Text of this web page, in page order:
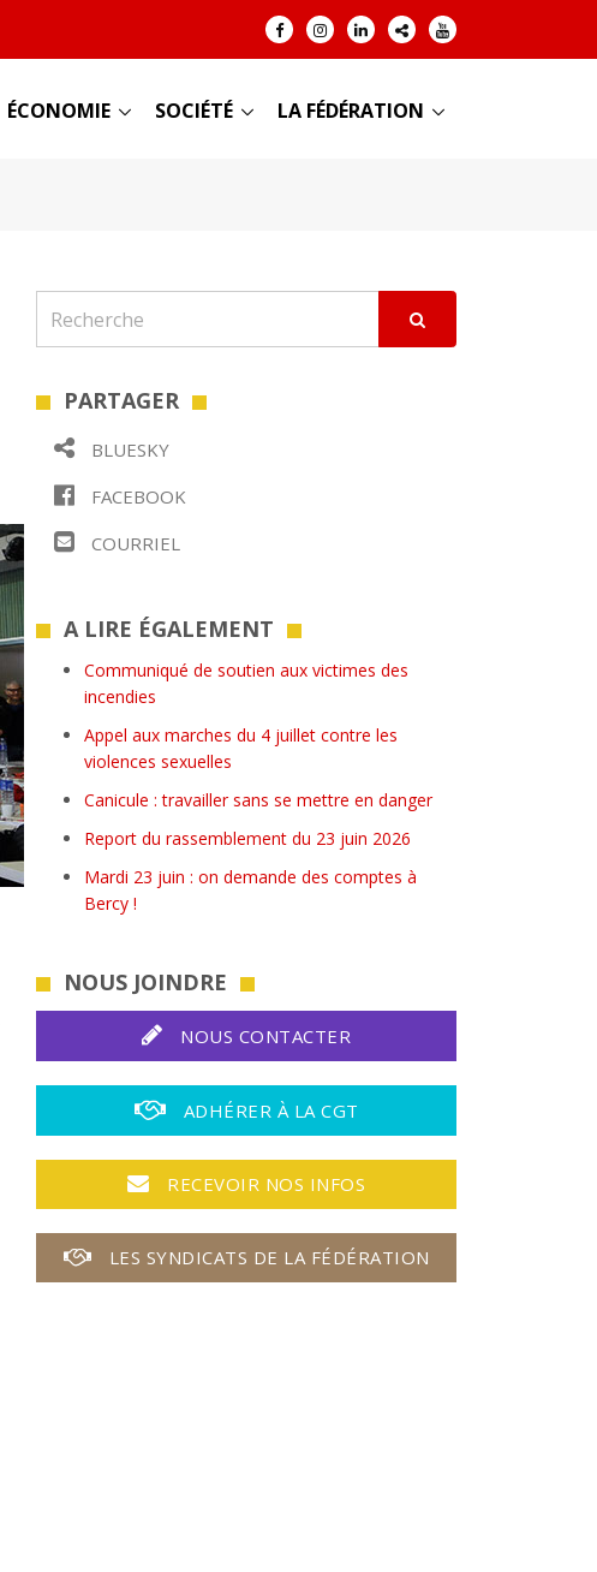
ÉCONOMIE SOCIÉTÉ LA FÉDÉRATION
PARTAGER
BLUESKY
FACEBOOK
COURRIEL
A LIRE ÉGALEMENT
Communiqué de soutien aux victimes des
incendies
Appel aux marches du 4 juillet contre les
violences sexuelles
Canicule : travailler sans se mettre en danger
Report du rassemblement du 23 juin 2026
Mardi 23 juin : on demande des comptes à
Bercy !
NOUS JOINDRE
NOUS CONTACTER
ADHÉRER À LA CGT
RECEVOIR NOS INFOS
LES SYNDICATS DE LA FÉDÉRATION